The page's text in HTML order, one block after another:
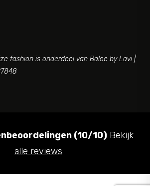
fashion is onderdeel van Baloe by Lavi |
(10/10) Bekijk
alle reviews